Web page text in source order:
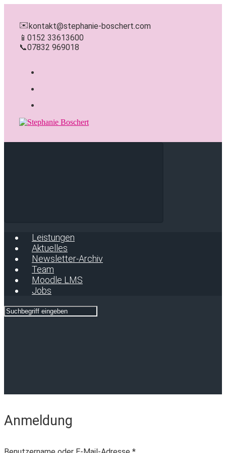
springen
✉️kontakt@stephanie-boschert.com
📱 0152 33613600
📞07832 969018
Leistungen
Aktuelles
Newsletter-Archiv
Team
Moodle LMS
Jobs
Anmeldung